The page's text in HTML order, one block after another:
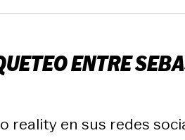
ENTRE
en sus redes